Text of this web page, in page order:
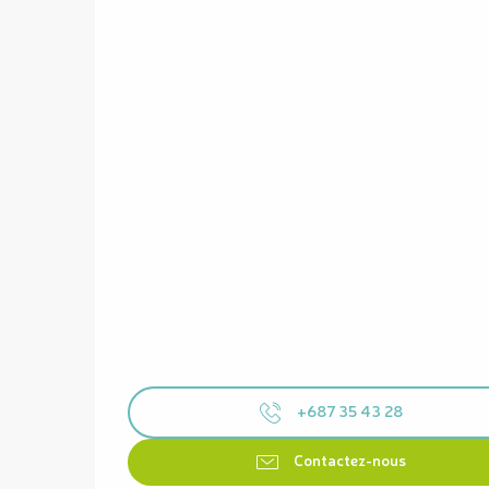
+687 35 43 28
Contactez-nous